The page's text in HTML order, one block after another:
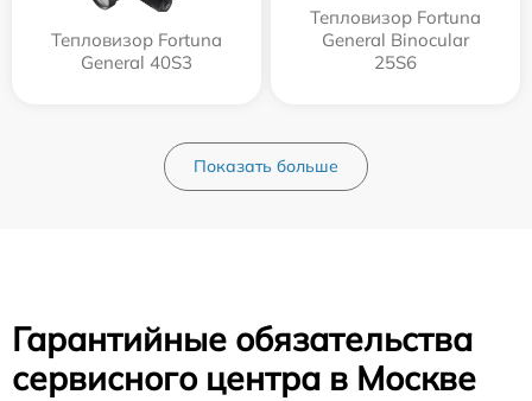
Тепловизор Fortuna
General 40S3
Тепловизор Fortuna
General Binocular
25S6
Показать больше
Гарантийные обязательства
сервисного центра в Москве